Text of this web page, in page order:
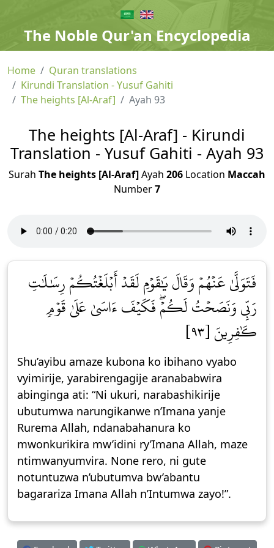
The Noble Qur'an Encyclopedia
Home
Quran translations
Kirundi Translation - Yusuf Gahiti
The heights [Al-Araf]
Ayah 93
The heights [Al-Araf] - Kirundi
Translation - Yusuf Gahiti - Ayah 93
Surah The heights [Al-Araf]Ayah 206 Location Maccah
Number7
فَتَوَلَّىٰ عَنۡهُمۡ وَقَالَ يَٰقَوۡمِ لَقَدۡ أَبۡلَغۡتُكُمۡ رِسَٰلَٰتِ
رَبِّي وَنَصَحۡتُ لَكُمۡۖ فَكَيۡفَ ءَاسَىٰ عَلَىٰ قَوۡمٖ
كَٰفِرِينَ [٩٣]
Shu’ayibu amaze kubona ko ibihano vyabo
vyimirije, yarabirengagije aranababwira
abinginga ati: “Ni ukuri, narabashikirije
ubutumwa narungikanwe n’Imana yanje
Rurema Allah, ndanabahanura ko
mwonkurikira mw’idini ry’Imana Allah, maze
ntimwanyumvira. None rero, ni gute
notuntuzwa n’ubutumva bw’abantu
bagarariza Imana Allah n’Intumwa zayo!”.